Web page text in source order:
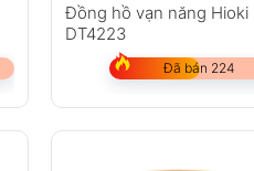
Đồng hồ vạn năng Hioki
DT4223
Đã bán 224